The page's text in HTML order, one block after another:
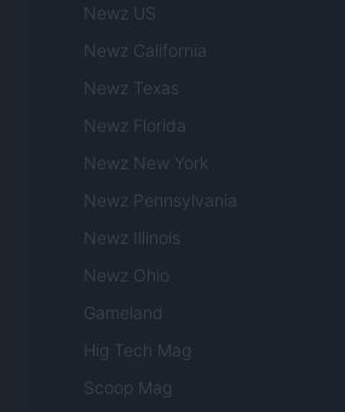
Newz US
Newz California
Newz Texas
Newz Florida
Newz New York
Newz Pennsylvania
Newz Illinois
Newz Ohio
Gameland
Hig Tech Mag
Scoop Mag